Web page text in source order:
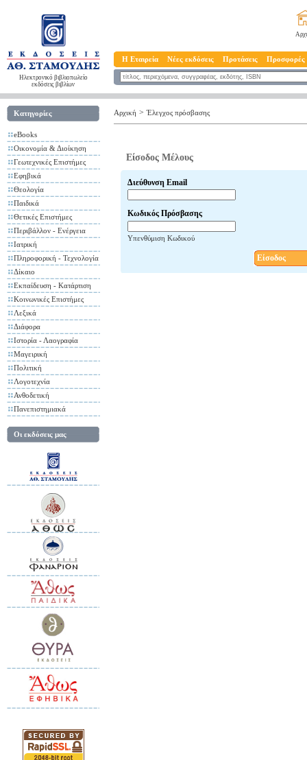
Ηλεκτρονικό βιβλιοπωλείο
εκδόσεις βιβλίων
Η Εταιρεία Νέες εκδόσεις Προτάσεις Προσφορές
Κατηγορίες
eBooks
Οικονομία & Διοίκηση
Γεωτεχνικές Επιστήμες
Εφηβικά
Θεολογία
Παιδικά
Θετικές Επιστήμες
Περιβάλλον - Ενέργεια
Ιατρική
Πληροφορική - Τεχνολογία
Δίκαιο
Εκπαίδευση - Κατάρτιση
Κοινωνικές Επιστήμες
Λεξικά
Διάφορα
Ιστορία - Λαογραφία
Μαγειρική
Πολιτική
Λογοτεχνία
Ανθοδετική
Πανεπιστημιακά
Οι εκδόσεις μας
Αρχική > Έλεγχος πρόσβασης
Είσοδος Μέλους
Διεύθυνση Email
Κωδικός Πρόσβασης
Υπενθύμιση Κωδικού
Είσοδος